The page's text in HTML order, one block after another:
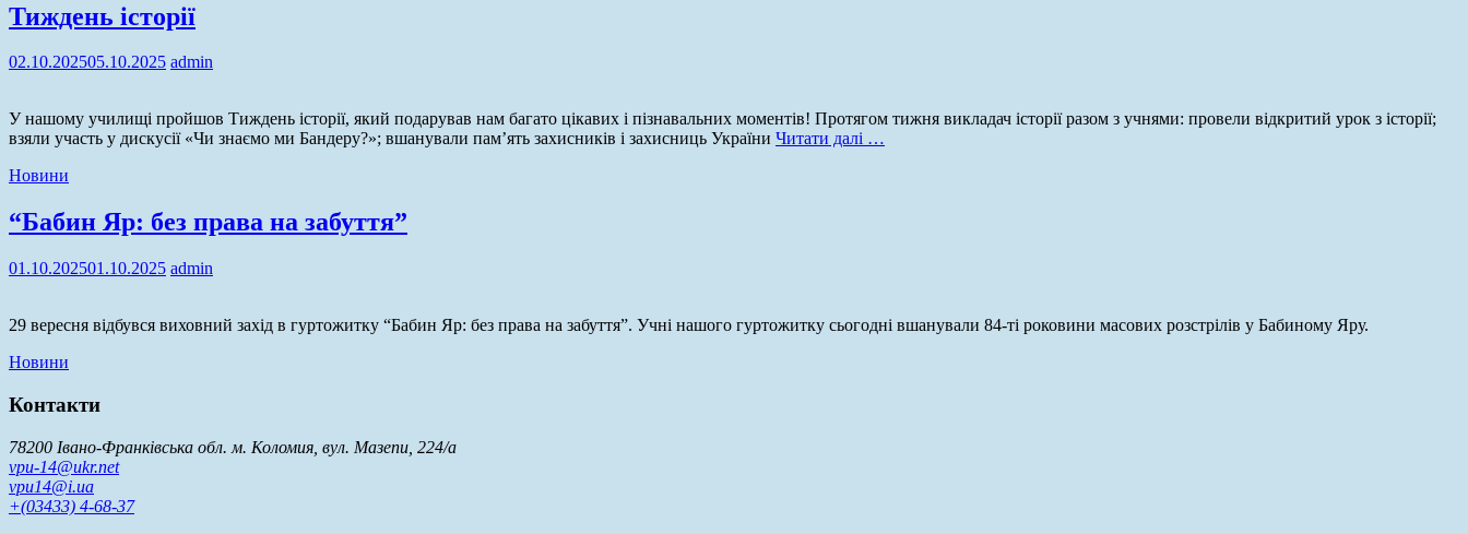
Тиждень історії
02.10.202505.10.2025 admin
У нашому училищі пройшов Тиждень історії, який подарував нам багато цікавих і пізнавальних моментів! Протягом тижня викладач історії разом з учнями: провели відкритий урок з історії;
взяли участь у дискусії «Чи знаємо ми Бандеру?»; вшанували пам’ять захисників і захисниць України Читати далі …
Новини
“Бабин Яр: без права на забуття”
01.10.202501.10.2025 admin
29 вересня відбувся виховний захід в гуртожитку “Бабин Яр: без права на забуття”. Учні нашого гуртожитку сьогодні вшанували 84-ті роковини масових розстрілів у Бабиному Яру.
Новини
Контакти
78200 Івано-Франківська обл. м. Коломия, вул. Мазепи, 224/а
vpu-14@ukr.net
vpu14@i.ua
+(03433) 4-68-37